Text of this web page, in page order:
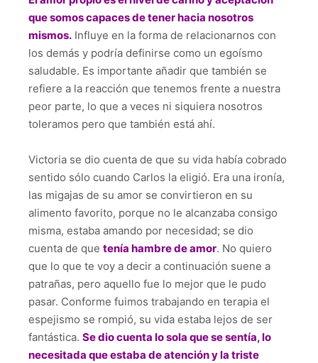
que somos capaces de tener hacia nosotros
mismos. Influye en la forma de relacionarnos con
los demás y podría definirse como un egoísmo
saludable. Es importante añadir que también se
refiere a la reacción que tenemos frente a nuestra
peor parte, lo que a veces ni siquiera nosotros
toleramos pero que también está ahí.
Victoria se dio cuenta de que su vida había cobrado
sentido sólo cuando Carlos la eligió. Era una ironía,
las migajas de su amor se convirtieron en su
alimento favorito, porque no le alcanzaba consigo
misma, estaba amando por necesidad; se dio
cuenta de que tenía hambre de amor. No quiero
que lo que te voy a decir a continuación suene a
patrañas, pero aquello fue lo mejor que le pudo
pasar. Conforme fuimos trabajando en terapia el
espejismo se rompió, su vida estaba lejos de ser
fantástica. Se dio cuenta lo sola que se sentía, lo
necesitada que estaba de atención y la triste